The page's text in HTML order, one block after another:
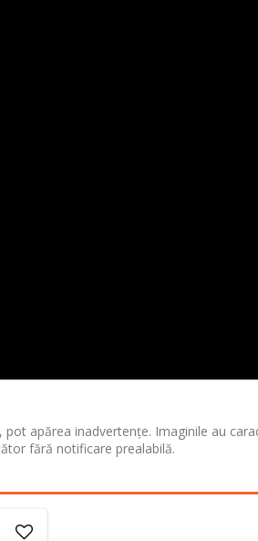
apărea inadvertențe. Imaginile au
fără notificare prealabilă.